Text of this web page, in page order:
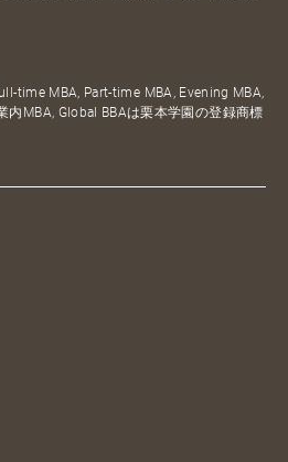
time MBA, Part-time MBA, Evening MBA,
内MBA, Global BBAは栗本学園の登録商標